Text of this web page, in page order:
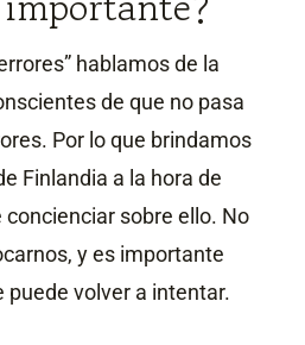
hablamos de la
de que no pasa
Por lo que brindamos
Finlandia a la hora de
sobre ello. No
y es importante
puede volver a intentar.